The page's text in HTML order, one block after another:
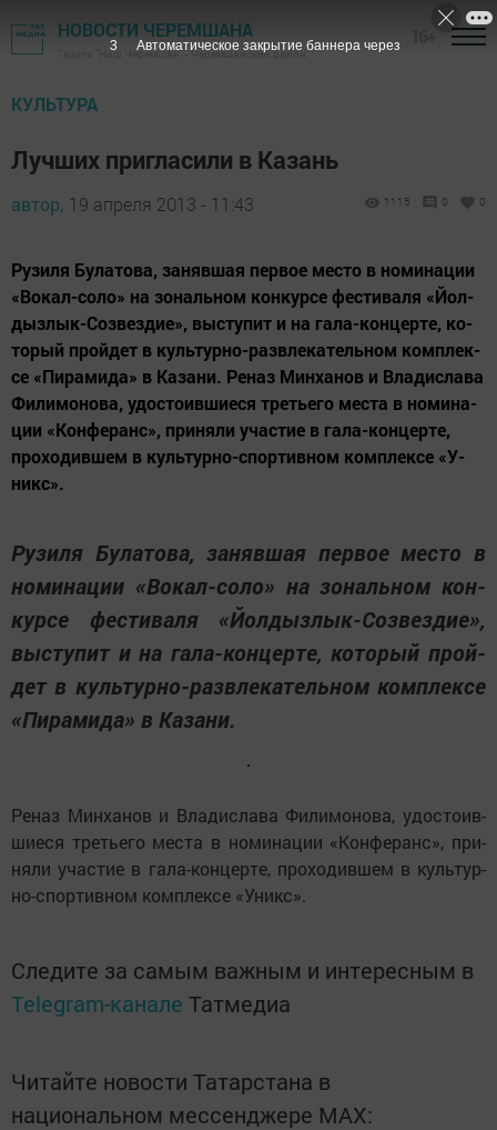
НОВОСТИ ЧЕРЕМШАНА
Газета "Наш Черемшан" - Черемшанский район
КУЛЬТУРА
Лучших пригласили в Казань
автор, 19 апреля 2013 - 11:43 1115 0 0
Ру­зи­ля Бу­ла­то­ва, за­няв­шая пер­вое мес­то в но­ми­на­ции
«Во­кал-со­ло» на зо­наль­ном кон­кур­се фес­ти­ва­ля «Йол­
дыз­лык-Соз­вез­ди­е», выс­ту­пит и на га­ла-кон­цер­те, ко­
то­рый прой­дет в куль­тур­но-разв­ле­ка­тель­ном комп­лек­
се «Пи­ра­ми­да» в Ка­за­ни. Ре­наз Мин­ха­нов и Вла­дис­ла­ва
Фи­ли­мо­но­ва, удос­то­ив­ши­е­ся треть­е­го мес­та в но­ми­на­
ции «Кон­фе­ранс», при­ня­ли учас­тие в га­ла-кон­цер­те,
про­хо­див­шем в куль­тур­но-спор­тив­ном комп­лек­се «У­
никс».
Ру­зи­ля Бу­ла­то­ва, за­няв­шая пер­вое мес­то в
но­ми­на­ции «Во­кал-со­ло» на зо­наль­ном кон­
кур­се фес­ти­ва­ля «Йол­дыз­лык-Соз­вез­ди­е»,
выс­ту­пит и на га­ла-кон­цер­те, ко­то­рый прой­
дет в куль­тур­но-разв­ле­ка­тель­ном комп­лек­се
«Пи­ра­ми­да» в Ка­за­ни.
Ре­наз Мин­ха­нов и Вла­дис­ла­ва Фи­ли­мо­но­ва, удос­то­ив­
ши­е­ся треть­е­го мес­та в но­ми­на­ции «Кон­фе­ранс», при­
ня­ли учас­тие в га­ла-кон­цер­те, про­хо­див­шем в куль­тур­
но-спор­тив­ном комп­лек­се «У­никс».
Следите за самым важным и интересным в
Telegram-канале Татмедиа
Читайте новости Татарстана в
национальном мессенджере MАХ:
2 Автоматическое закрытие баннера через